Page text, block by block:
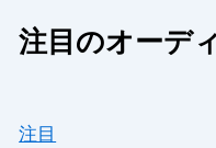
注目のオーデ
注目